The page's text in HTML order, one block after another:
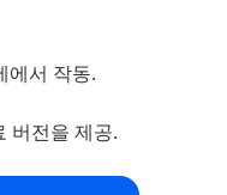
에서 작동.
버전을 제공.